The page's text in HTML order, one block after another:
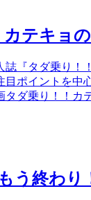
カテキョ
『タダ乗り
ポイントを中
タダ乗り！！カ
う終わり